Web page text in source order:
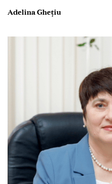
Adelina Ghețiu